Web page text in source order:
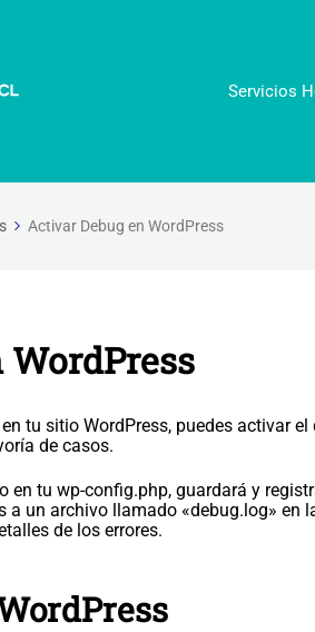
Servicios
Activar Debug en WordPress
tu sitio WordPress, puedes activar
de casos.
en tu wp-config.php, guardará y
a un archivo llamado «debug.log» en
de los errores.